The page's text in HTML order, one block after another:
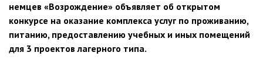
немцев «Возрождение» объявляет об открытом
конкурсе на оказание комплекса услуг по проживанию,
питанию, предоставлению учебных и иных помещений
для 3 проектов лагерного типа.